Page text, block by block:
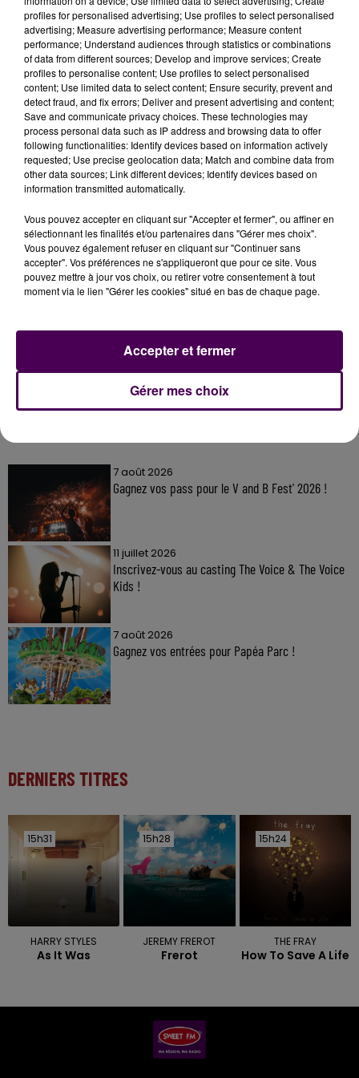
psychiques, peut tenir des propos suicidaires et suit
pour cela un traitement qu'il n'a pas sur lui".
Appel à témoin lancé
Les investigations entreprises n'avaient, 24 heures
après la disparition, pas permis de retrouver Yacine
Djebaili. D’où l’appel à témoin lancé ce jeudi 17
octobre :"En cas de renseignements pouvant aider
à la découverte ou à la localisation de cette
personne, bien vouloir prendre attache avec la
brigade de gendarmerie de Oisseau-le-Petit au 02
33 26 80 17 ou composer simplement le 17"indique-t-
on.
7 août 2026
Gagnez vos pass pour le V and B Fest' 2026 !
11 juillet 2026
Inscrivez-vous au casting The Voice & The Voice
Kids !
7 août 2026
Gagnez vos entrées pour Papéa Parc !
DERNIERS TITRES
15h31
15h31
HARRY STYLES
As It Was
15h28
15h28
JEREMY FREROT
Frerot
15h24
15h24
THE FRAY
How To Save A Life
profiles for personalised advertising; Use profiles to select personalised
advertising; Measure advertising performance; Measure content
performance; Understand audiences through statistics or combinations
of data from different sources; Develop and improve services; Create
profiles to personalise content; Use profiles to select personalised
content; Use limited data to select content; Ensure security, prevent and
detect fraud, and fix errors; Deliver and present advertising and content;
Save and communicate privacy choices. These technologies may
process personal data such as IP address and browsing data to offer
following functionalities: Identify devices based on information actively
requested; Use precise geolocation data; Match and combine data from
other data sources; Link different devices; Identify devices based on
information transmitted automatically.
Vous pouvez accepter en cliquant sur "Accepter et fermer", ou affiner en
sélectionnant les finalités et/ou partenaires dans "Gérer mes choix".
Vous pouvez également refuser en cliquant sur "Continuer sans
accepter". Vos préférences ne s'appliqueront que pour ce site. Vous
pouvez mettre à jour vos choix, ou retirer votre consentement à tout
moment via le lien "Gérer les cookies" situé en bas de chaque page.
Gérer mes choix
Accepter et fermer